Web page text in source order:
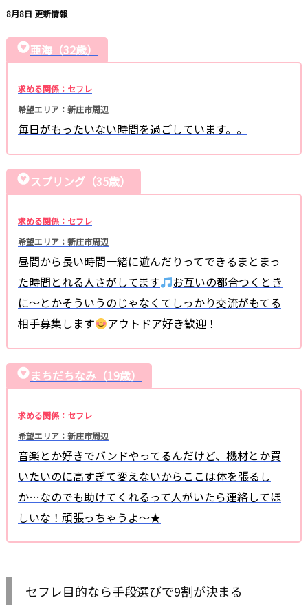
8月8日 更新情報
亜海（32歳）
求める関係：セフレ
希望エリア：新庄市周辺
毎日がもったいない時間を過ごしています。。
スプリング（35歳）
求める関係：セフレ
希望エリア：新庄市周辺
昼間から長い時間一緒に遊んだりってできるまとまっ
た時間とれる人さがしてます
お互いの都合つくとき
に〜とかそういうのじゃなくてしっかり交流がもてる
相手募集します
アウトドア好き歓迎！
まちだちなみ（19歳）
求める関係：セフレ
希望エリア：新庄市周辺
音楽とか好きでバンドやってるんだけど、機材とか買
いたいのに高すぎて変えないからここは体を張るし
か…なのでも助けてくれるって人がいたら連絡してほ
しいな！頑張っちゃうよ〜★
セフレ目的なら手段選びで9割が決まる